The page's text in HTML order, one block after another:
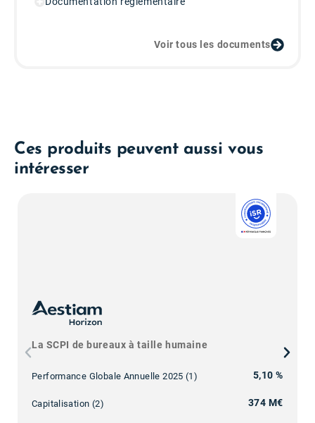
Voir tous les documents
Ces produits peuvent aussi vous
intéresser
La SCPI de bureaux à taille humaine
5,10 %
Performance Globale Annuelle 2025 (1)
374 M€
Capitalisation (2)